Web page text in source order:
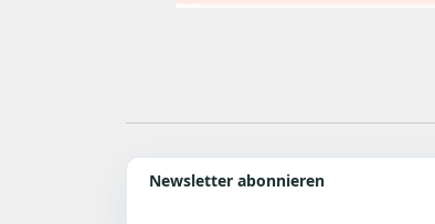
Newsletter abonnieren